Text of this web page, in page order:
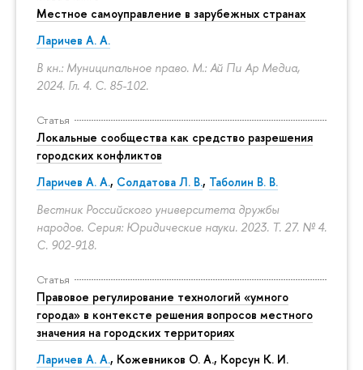
Местное самоуправление в зарубежных странах
Ларичев А. А.
В кн.: Муниципальное право. М.: Ай Пи Ар Медиа,
2024. Гл. 4. С. 85-102.
Статья
Локальные сообщества как средство разрешения
городских конфликтов
Ларичев А. А., Солдатова Л. В., Таболин В. В.
Вестник Российского университета дружбы
народов. Серия: Юридические науки. 2023. Т. 27. № 4.
С. 902-918.
Статья
Правовое регулирование технологий «умного
города» в контексте решения вопросов местного
значения на городских территориях
Ларичев А. А., Кожевников О. А., Корсун К. И.